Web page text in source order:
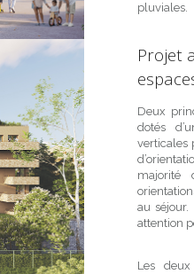
pluviales.
Projet
Deux
dotés
verticales
majorité
au
attention
Les